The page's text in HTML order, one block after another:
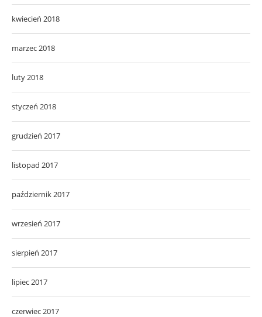
kwiecień 2018
marzec 2018
luty 2018
styczeń 2018
grudzień 2017
listopad 2017
październik 2017
wrzesień 2017
sierpień 2017
lipiec 2017
czerwiec 2017